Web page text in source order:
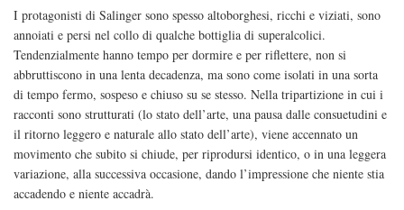
I protagonisti di Salinger sono spesso altoborghesi, ricchi e viziati, sono
annoiati e persi nel collo di qualche bottiglia di superalcolici.
Tendenzialmente hanno tempo per dormire e per riflettere, non si
abbruttiscono in una lenta decadenza, ma sono come isolati in una sorta
di tempo fermo, sospeso e chiuso su se stesso. Nella tripartizione in cui i
racconti sono strutturati (lo stato dell’arte, una pausa dalle consuetudini e
il ritorno leggero e naturale allo stato dell’arte), viene accennato un
movimento che subito si chiude, per riprodursi identico, o in una leggera
variazione, alla successiva occasione, dando l’impressione che niente stia
accadendo e niente accadrà.